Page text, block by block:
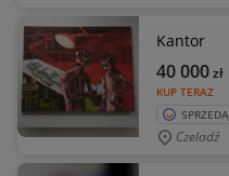
Kantor
KUP TERAZ
40 000zł
Czeladź